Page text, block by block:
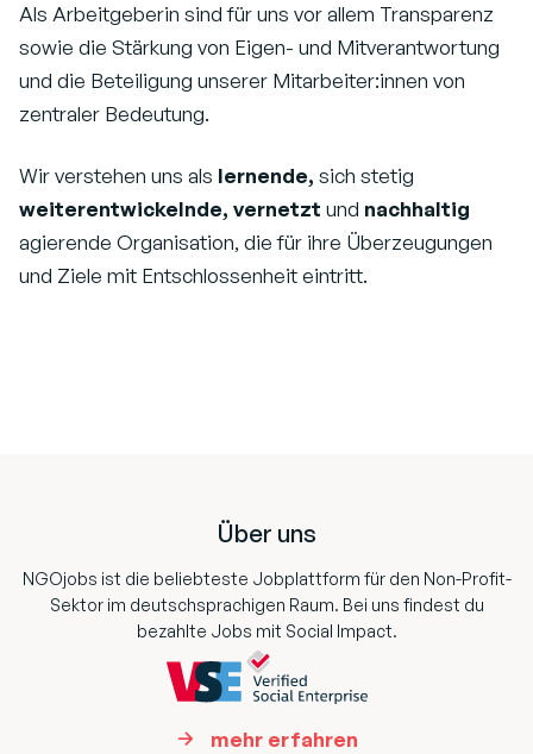
Als Arbeitgeberin sind für uns vor allem Transparenz
sowie die Stärkung von Eigen- und Mitverantwortung
und die Beteiligung unserer Mitarbeiter:innen von
zentraler Bedeutung.
Wir verstehen uns als lernende, sich stetig
weiterentwickelnde, vernetzt und nachhaltig
agierende Organisation, die für ihre Überzeugungen
und Ziele mit Entschlossenheit eintritt.
Über uns
NGOjobs ist die beliebteste Jobplattform für den Non-Profit-
Sektor im deutschsprachigen Raum. Bei uns findest du
bezahlte Jobs mit Social Impact.
mehr erfahren